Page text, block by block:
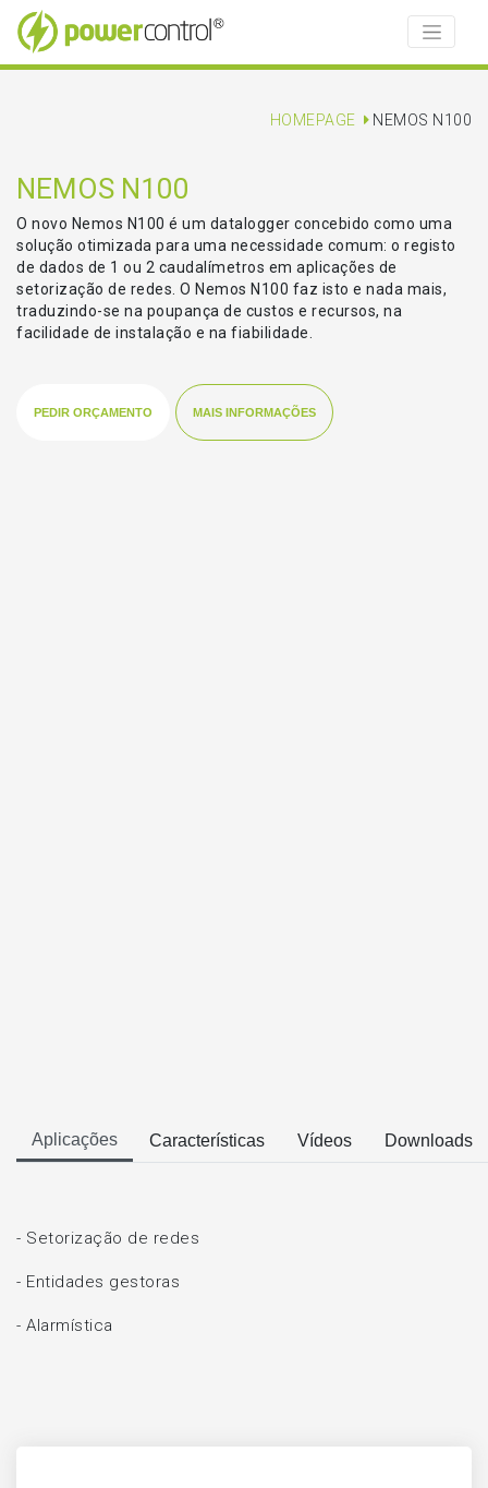
HOMEPAGE NEMOS N100
NEMOS N100
O novo Nemos N100 é um datalogger concebido como uma
solução otimizada para uma necessidade comum: o registo
de dados de 1 ou 2 caudalímetros em aplicações de
setorização de redes. O Nemos N100 faz isto e nada mais,
traduzindo-se na poupança de custos e recursos, na
facilidade de instalação e na fiabilidade.
PEDIR ORÇAMENTO MAIS INFORMAÇÕES
Aplicações Características Vídeos Downloads
- Setorização de redes
- Entidades gestoras
- Alarmística